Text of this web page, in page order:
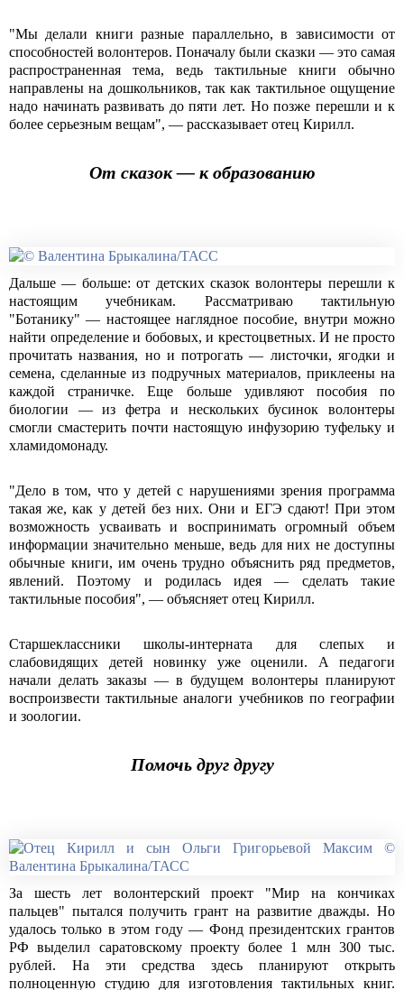
"Мы делали книги разные параллельно, в зависимости от
способностей волонтеров. Поначалу были сказки — это самая
распространенная тема, ведь тактильные книги обычно
направлены на дошкольников, так как тактильное ощущение
надо начинать развивать до пяти лет. Но позже перешли и к
более серьезным вещам", — рассказывает отец Кирилл.
От сказок — к образованию
Дальше — больше: от детских сказок волонтеры перешли к
настоящим учебникам. Рассматриваю тактильную
"Ботанику" — настоящее наглядное пособие, внутри можно
найти определение и бобовых, и крестоцветных. И не просто
прочитать названия, но и потрогать — листочки, ягодки и
семена, сделанные из подручных материалов, приклеены на
каждой страничке. Еще больше удивляют пособия по
биологии — из фетра и нескольких бусинок волонтеры
смогли смастерить почти настоящую инфузорию туфельку и
хламидомонаду.
"Дело в том, что у детей с нарушениями зрения программа
такая же, как у детей без них. Они и ЕГЭ сдают! При этом
возможность усваивать и воспринимать огромный объем
информации значительно меньше, ведь для них не доступны
обычные книги, им очень трудно объяснить ряд предметов,
явлений. Поэтому и родилась идея — сделать такие
тактильные пособия", — объясняет отец Кирилл.
Старшеклассники школы-интерната для слепых и
слабовидящих детей новинку уже оценили. А педагоги
начали делать заказы — в будущем волонтеры планируют
воспроизвести тактильные аналоги учебников по географии
и зоологии.
Помочь друг другу
За шесть лет волонтерский проект "Мир на кончиках
пальцев" пытался получить грант на развитие дважды. Но
удалось только в этом году — Фонд президентских грантов
РФ выделил саратовскому проекту более 1 млн 300 тыс.
рублей. На эти средства здесь планируют открыть
полноценную студию для изготовления тактильных книг.